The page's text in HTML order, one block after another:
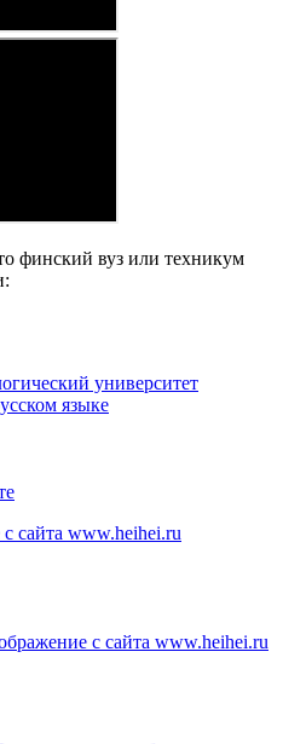
финский вуз или техникум
университет
языке